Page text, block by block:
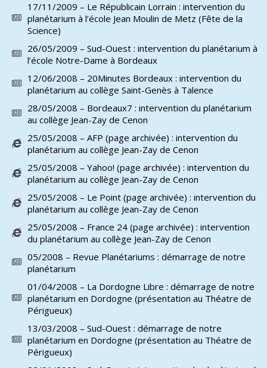
17/11/2009 – Le Républicain Lorrain : intervention du
planétarium à l’école Jean Moulin de Metz (Fête de la
Science)
26/05/2009 – Sud-Ouest : intervention du planétarium à
l’école Notre-Dame à Bordeaux
12/06/2008 – 20Minutes Bordeaux : intervention du
planétarium au collège Saint-Genès à Talence
28/05/2008 – Bordeaux7 : intervention du planétarium
au collège Jean-Zay de Cenon
25/05/2008 – AFP (page archivée) : intervention du
planétarium au collège Jean-Zay de Cenon
25/05/2008 – Yahoo! (page archivée) : intervention du
planétarium au collège Jean-Zay de Cenon
25/05/2008 – Le Point (page archivée) : intervention du
planétarium au collège Jean-Zay de Cenon
25/05/2008 – France 24 (page archivée) : intervention
du planétarium au collège Jean-Zay de Cenon
05/2008 – Revue Planétariums : démarrage de notre
planétarium
01/04/2008 – La Dordogne Libre : démarrage de notre
planétarium en Dordogne (présentation au Théatre de
Périgueux)
13/03/2008 – Sud-Ouest : démarrage de notre
planétarium en Dordogne (présentation au Théatre de
Périgueux)